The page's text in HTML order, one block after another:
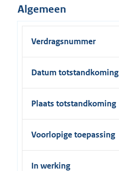
Algemeen
Verdragsnummer
Datum totstandkoming
Plaats totstandkoming
Voorlopige toepassing
In werking